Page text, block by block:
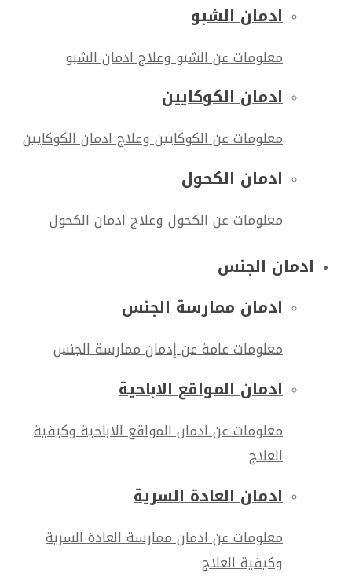
ادمان الشبو
معلومات عن الشبو وعلاج ادمان الشبو
ادمان الكوكايين
معلومات عن الكوكايين وعلاج ادمان الكوكايين
ادمان الكحول
معلومات عن الكحول وعلاج ادمان الكحول
ادمان الجنس
ادمان ممارسة الجنس
معلومات عامة عن إدمان ممارسة الجنس
ادمان المواقع الاباحية
معلومات عن ادمان المواقع الاباحية وكيفية
العلاج
ادمان العادة السرية
معلومات عن ادمان ممارسة العادة السرية
وكيفية العلاج